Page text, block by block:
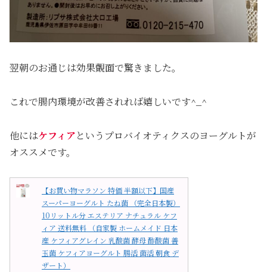
翌朝のお通じは効果覿面で驚きました。
これで腸内環境が改善されれば嬉しいです^_^
他にはケフィアというプロバイオティクスのヨーグルトが
オススメです。
【お買い物マラソン 特価 半額以下】国産
スーパーヨーグルト たね菌 （完全日本製）
10リットル分 エステリア ナチュラル ケフ
ィア 送料無料 （自家製 ホームメイド 日本
産 ケフィアグレイン 乳酸菌 酵母 酢酸菌 善
玉菌 ケフィアヨーグルト 腸活 菌活 朝食 デ
ザート）